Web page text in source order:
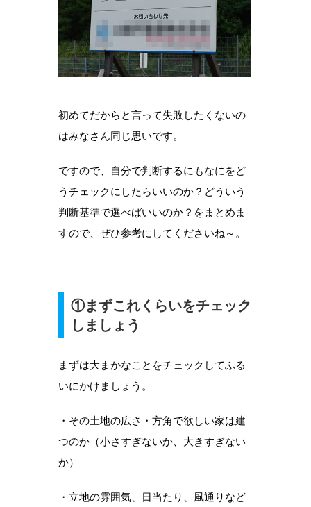
初めてだからと言って失敗したくないの
はみなさん同じ思いです。
ですので、自分で判断するにもなにをど
うチェックにしたらいいのか？どういう
判断基準で選べばいいのか？をまとめま
すので、ぜひ参考にしてくださいね～。
①まずこれくらいをチェック
しましょう
まずは大まかなことをチェックしてふる
いにかけましょう。
・その土地の広さ・方角で欲しい家は建
つのか（小さすぎないか、大きすぎない
か）
・立地の雰囲気、日当たり、風通りなど